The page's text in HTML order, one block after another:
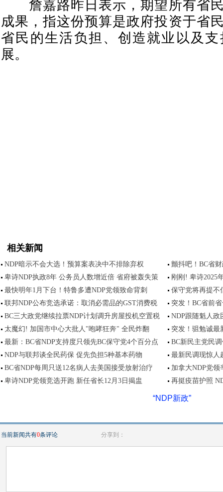
詹嘉路昨日表示，期望所有省民
成果，指这份预算是政府投资于省
省民的生活负担、创造就业以及
展。
相关新闻
NDP暗示不会大选！预算案表决中不排除弃权
颤抖吧！BC省
卑诗NDP执政8年 公务员人数增近倍 省府被轰失策
刚刚! 卑诗2025
最快明年1月下台！特鲁多遭NDP党领致命背刺
保守党将再提不
联邦NDP公布竞选承诺：取消必需品的GST消费税
突发！BC省前
BC三大政党继续拉票NDP计划调升房屋投机空置税
NDP跟随魁人政
太魔幻! 加国市中心大批人"咆哮狂奔" 全民炸翻
突发！驵勉诚最
最新：BC省NDP支持度只领先BC保守党4个百分点
BC新民主党民
NDP与联邦谈全民药保 促先负担5种基本药物
最新民调现惊人
BC省NDP每周只送12名病人去美国接受放射治疗
加拿大NDP党领
卑诗NDP党领竞选开跑 新任省长12月3日揭盅
再挺疫苗护照
“NDP新政”
当前新闻共有0条评论 分享到：